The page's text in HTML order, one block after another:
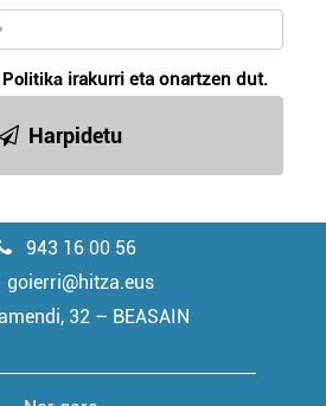
Politika irakurri eta onartzen dut.
Harpidetu
943 16 00 56
goierri@hitza.eus
32 – BEASAIN